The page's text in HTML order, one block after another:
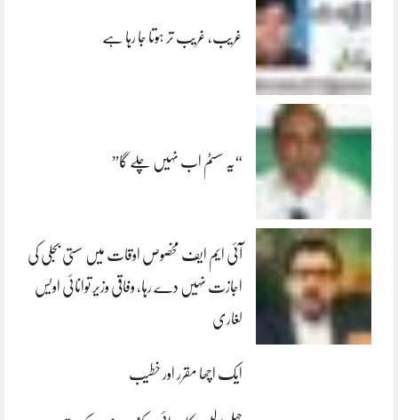
غریب، غریب تر ہوتا جا رہا ہے
“یہ سسٹم اب نہیں چلے گا”
آئی ایم ایف مخصوص اوقات میں سستی بجلی کی
اجازت نہیں دے رہا، وفاقی وزیر توانائی اویس
لغاری
ایک اچھا مقرر اور خطیب